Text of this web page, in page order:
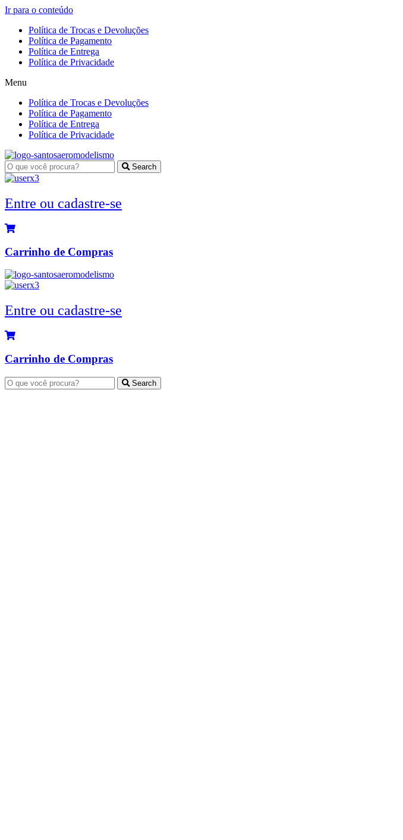
Ir para o conteúdo
Política de Trocas e Devoluções
Política de Pagamento
Política de Entrega
Política de Privacidade
Menu
Política de Trocas e Devoluções
Política de Pagamento
Política de Entrega
Política de Privacidade
Search
Entre ou cadastre-se
Carrinho de Compras
Entre ou cadastre-se
Carrinho de Compras
Search